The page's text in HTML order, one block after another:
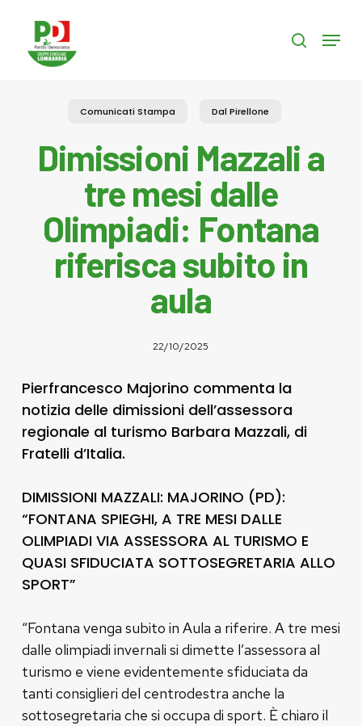
content
search
Menu
Comunicati Stampa Dal Pirellone
Dimissioni Mazzali a
tre mesi dalle
Olimpiadi: Fontana
riferisca subito in
aula
22/10/2025
Pierfrancesco Majorino commenta la
notizia delle dimissioni dell’assessora
regionale al turismo Barbara Mazzali, di
Fratelli d’Italia.
DIMISSIONI MAZZALI: MAJORINO (PD):
“FONTANA SPIEGHI, A TRE MESI DALLE
OLIMPIADI VIA ASSESSORA AL TURISMO E
QUASI SFIDUCIATA SOTTOSEGRETARIA ALLO
SPORT”
“Fontana venga subito in Aula a riferire. A tre mesi
dalle olimpiadi invernali si dimette l’assessora al
turismo e viene evidentemente sfiduciata da
tanti consiglieri del centrodestra anche la
sottosegretaria che si occupa di sport. È chiaro il